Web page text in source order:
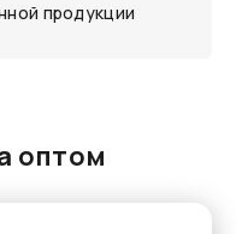
продукции
оптом